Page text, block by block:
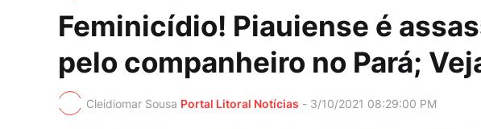
Feminicídio! Piauiense é
pelo companheiro no Pará;
Cleidiomar Sousa Portal Litoral Notícias - 3/10/2021 08:29:00 PM